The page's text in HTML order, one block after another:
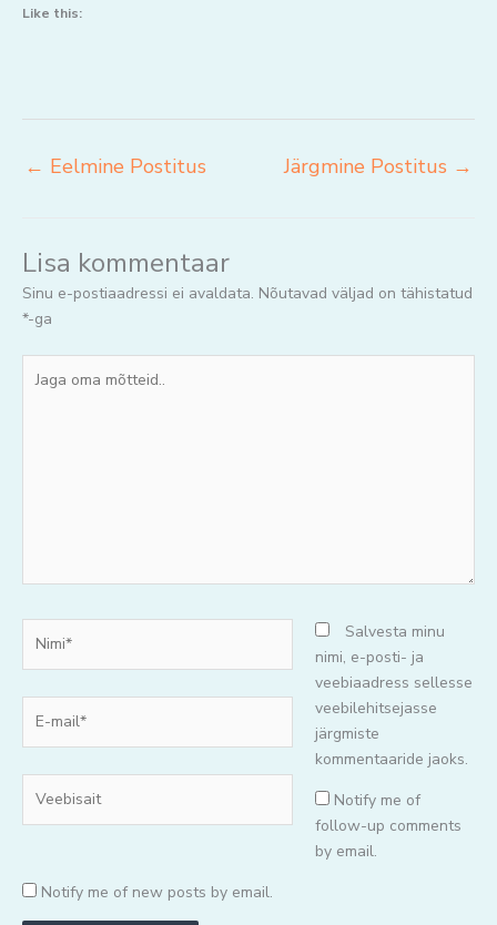
Like this:
← Eelmine Postitus Järgmine Postitus →
Lisa kommentaar
Sinu e-postiaadressi ei avaldata. Nõutavad väljad on tähistatud
*-ga
oma
mail*
Salvesta minu
nimi, e-posti- ja
veebiaadress sellesse
veebilehitsejasse
järgmiste
kommentaaride jaoks.
Notify me of
follow-up comments
by email.
Notify me of new posts by email.